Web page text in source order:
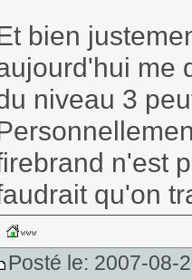
bien
me
niveau 3
n'est
qu'on
Posté le: 2007-08-